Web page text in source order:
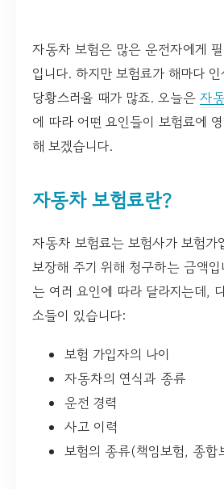
자동차 보험은 많은 운전자에게
입니다. 하지만 보험료가 해마다
당황스러울 때가 많죠. 오늘은 자
에 따라 어떤 요인들이 보험료에
해 보겠습니다.
자동차 보험료란?
자동차 보험료는 보험사가 보험
보장해 주기 위해 청구하는 금액
는 여러 요인에 따라 달라지는데,
소들이 있습니다:
보험 가입자의 나이
자동차의 연식과 종류
운전 경력
사고 이력
보험의 종류(책임보험, 종합